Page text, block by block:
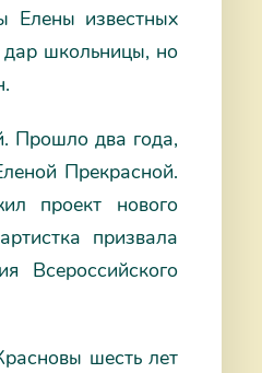
Елены известных
школьницы, но
Прошло два года,
Прекрасной.
проект нового
призвала
Всероссийского
шесть лет